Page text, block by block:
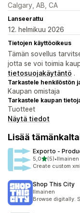
Calgary, AB, CA
Lanseerattu
12. helmikuu 2026
Tietojen käyttöoikeus
Tämän sovellus
jotta se voi toimia
tietosuojakäytäntö .
Tarkastele henkilöstön
Kaupan omistaja
Tarkastele kaupan
Tuotteet
Näytä tiedot
Lisää
Exporto ‑
5,0/ 5 tähteä
(5)
5 arvostelua
•
Create custom
Shop This City
Ilmainen
Browse digitally.